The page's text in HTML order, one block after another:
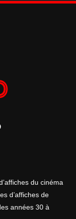
du cinéma
d’affiches de
années 30 à